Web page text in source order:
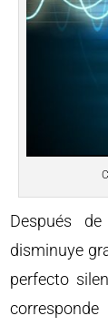
Después
disminuye
perfecto